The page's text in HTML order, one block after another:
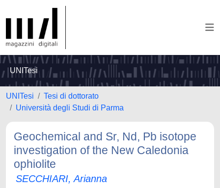
UNITesi
UNITesi
Tesi di dottorato
Università degli Studi di Parma
Geochemical and Sr, Nd, Pb isotope
investigation of the New Caledonia
ophiolite
SECCHIARI, Arianna